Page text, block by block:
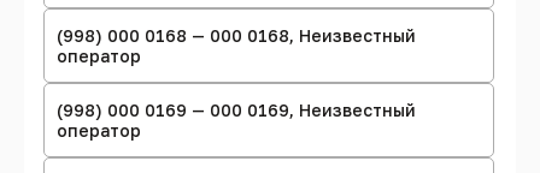
(998) 000 0168 — 000 0168, Неизвестный
оператор
(998) 000 0169 — 000 0169, Неизвестный
оператор